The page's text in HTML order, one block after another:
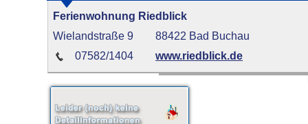
Ferienwohnung Riedblick
Wielandstraße 9
88422 Bad Buchau
07582/1404
www.riedblick.de